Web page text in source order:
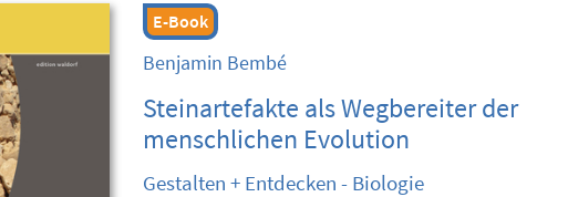
E-Book
Benjamin Bembé
Steinartefakte als Wegbereiter der
menschlichen Evolution
Gestalten + Entdecken - Biologie